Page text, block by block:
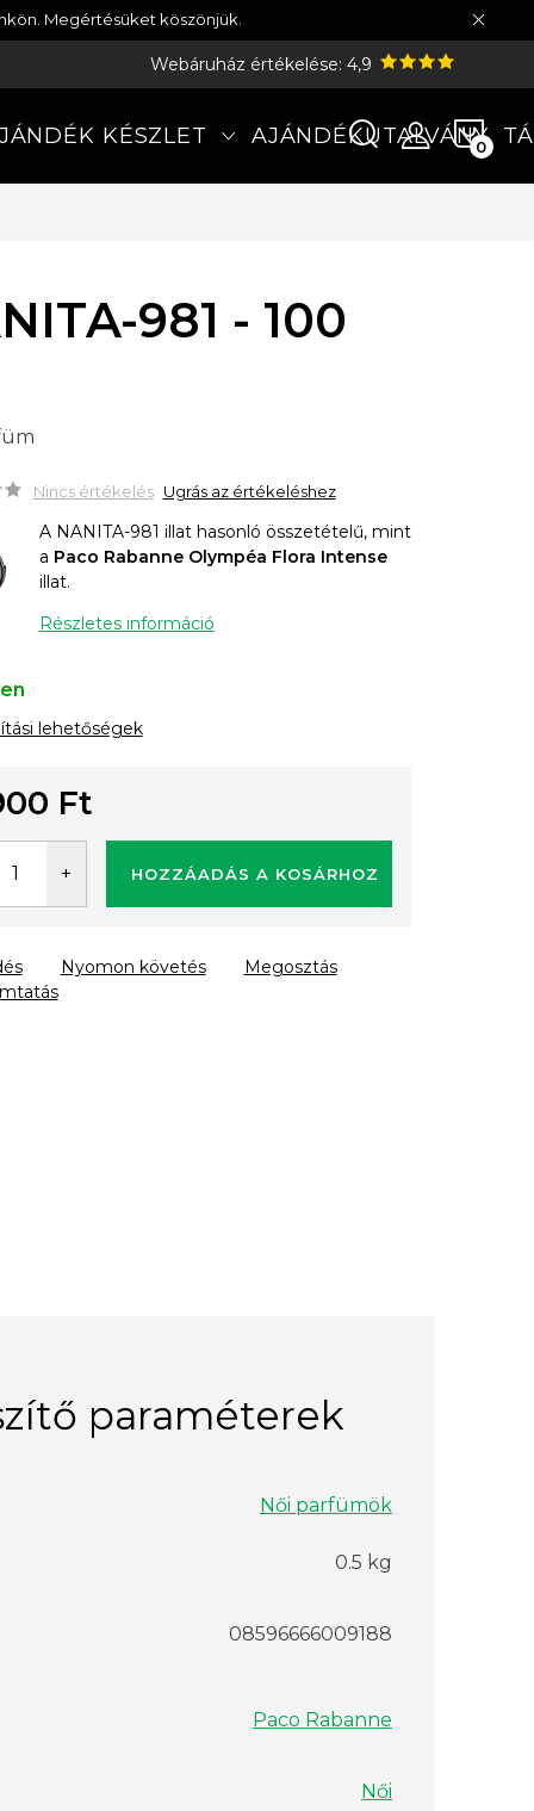
Megértésüket köszönjük.
Webáruház értékelése: 4,9
KÉSZLET AJÁNDÉKUTALVÁNY
981 - 100
Nincs értékelés Ugrás az értékeléshez
A NANITA-981 illat hasonló összetételű, mint
a Paco Rabanne Olympéa Flora Intense
illat.
Részletes információ
lehetőségek
Ft
HOZZÁADÁS A KOSÁRHOZ
Nyomon követés Megosztás
paraméterek
Női parfümök
0.5 kg
08596666009188
Paco Rabanne
Női